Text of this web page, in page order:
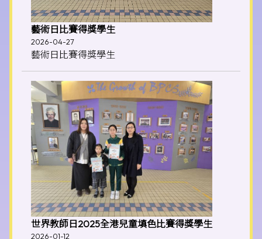
藝術日比賽得獎學生
2026-04-27
藝術日比賽得獎學生
世界教師日2025全港兒童填色比賽得獎學生
2026-01-12